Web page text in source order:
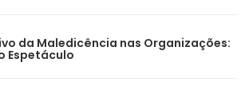
da Maledicência nas Organizações:
Espetáculo